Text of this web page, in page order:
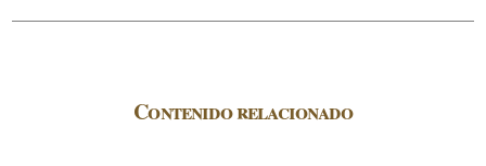
Contenido relacionado